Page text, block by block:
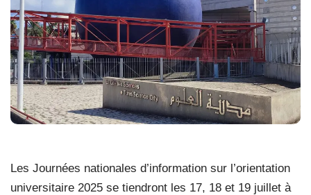
Les Journées nationales d’information sur l’orientation
universitaire 2025 se tiendront les 17, 18 et 19 juillet à